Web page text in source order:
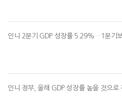
인니 2분기 GDP 성장률 5.29%…1분기
인니 정부, 올해 GDP 성장률 높을 것으로